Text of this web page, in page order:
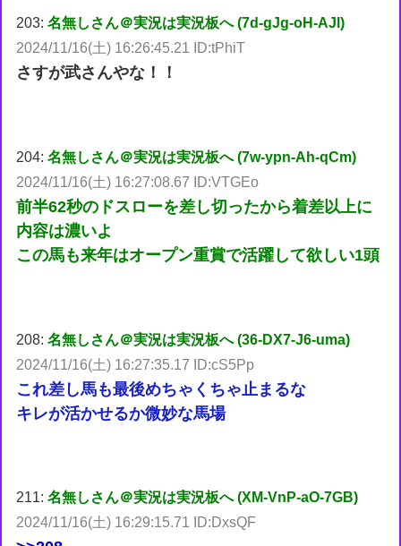
203:名無しさん＠実況は実況板へ (7d-gJg-oH-AJl)
2024/11/16(土) 16:26:45.21 ID:tPhiT
さすが武さんやな！！
204:名無しさん＠実況は実況板へ (7w-ypn-Ah-qCm)
2024/11/16(土) 16:27:08.67 ID:VTGEo
前半62秒のドスローを差し切ったから着差以上に
内容は濃いよ
この馬も来年はオープン重賞で活躍して欲しい1頭
208:名無しさん＠実況は実況板へ (36-DX7-J6-uma)
2024/11/16(土) 16:27:35.17 ID:cS5Pp
これ差し馬も最後めちゃくちゃ止まるな
キレが活かせるか微妙な馬場
211:名無しさん＠実況は実況板へ (XM-VnP-aO-7GB)
2024/11/16(土) 16:29:15.71 ID:DxsQF